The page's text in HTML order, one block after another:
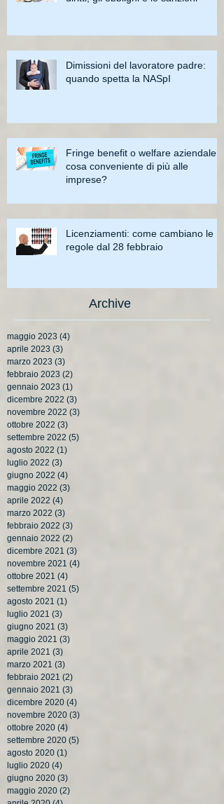
Dimissioni del lavoratore padre:
quando spetta la NASpI
Fringe benefit o welfare aziendale:
cosa conveniente di più alle
imprese?
Licenziamenti: come cambiano le
regole dal 28 febbraio
Archive
maggio 2023 (4)
aprile 2023 (3)
marzo 2023 (3)
febbraio 2023 (2)
gennaio 2023 (1)
dicembre 2022 (3)
novembre 2022 (3)
ottobre 2022 (3)
settembre 2022 (5)
agosto 2022 (1)
luglio 2022 (3)
giugno 2022 (4)
maggio 2022 (3)
aprile 2022 (4)
marzo 2022 (3)
febbraio 2022 (3)
gennaio 2022 (2)
dicembre 2021 (3)
novembre 2021 (4)
ottobre 2021 (4)
settembre 2021 (5)
agosto 2021 (1)
luglio 2021 (3)
giugno 2021 (3)
maggio 2021 (3)
aprile 2021 (3)
marzo 2021 (3)
febbraio 2021 (2)
gennaio 2021 (3)
dicembre 2020 (4)
novembre 2020 (3)
ottobre 2020 (4)
settembre 2020 (5)
agosto 2020 (1)
luglio 2020 (4)
giugno 2020 (3)
maggio 2020 (2)